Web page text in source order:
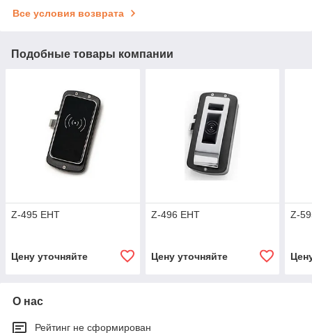
Все условия возврата
Подобные товары компании
Z-495 EHT
Цену уточняйте
Z-496 EHT
Цену уточняйте
Z-
О нас
Рейтинг не сформирован